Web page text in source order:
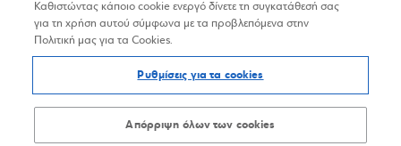
Προσωπικά Δεδομένα στον Διαδικτυακό Τόπο
Δήλωση Προσβασιμότητας
Sitemap
Καθιστώντας κάποιο cookie ενεργό δίνετε τη συγκατάθεσή σας
για τη χρήση αυτού σύμφωνα με τα προβλεπόμενα στην
Πολιτική μας για τα Cookies.
Ρυθμίσεις για τα cookies
Απόρριψη όλων των cookies